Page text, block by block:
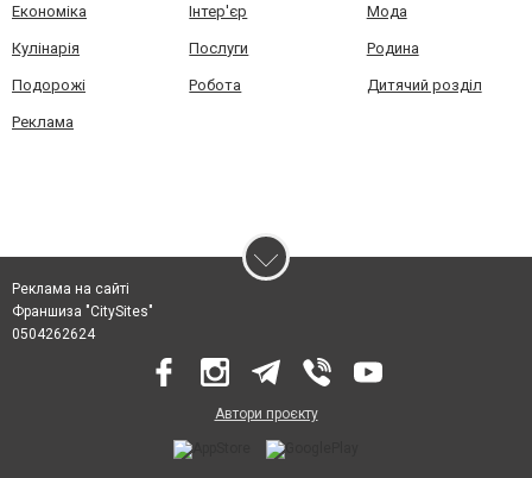
Економіка Інтер'єр Мода
Кулінарія Послуги Родина
Подорожі Робота Дитячий розділ
Реклама
Реклама на сайті
Франшиза "CitySites"
0504262624
Автори проєкту